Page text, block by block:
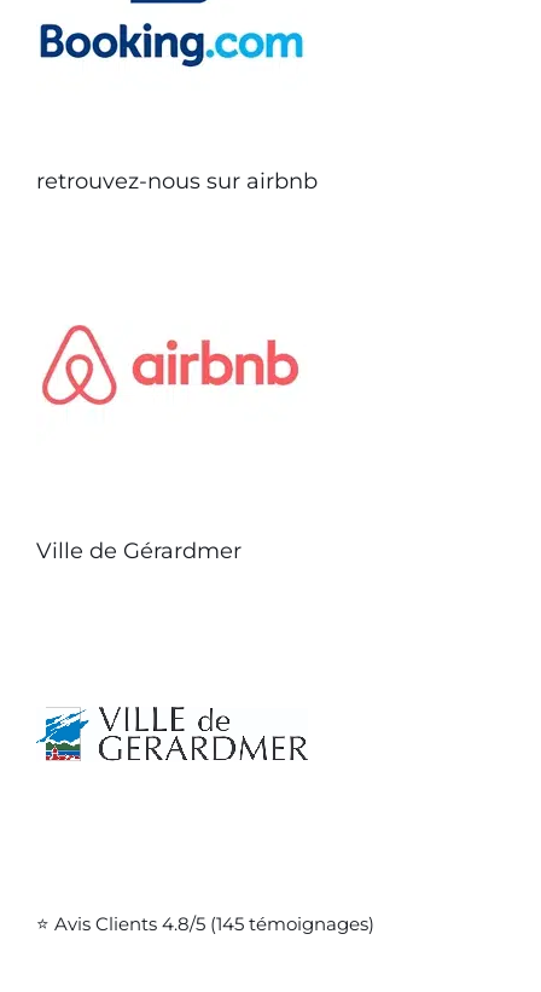
retrouvez-nous sur airbnb
Ville de Gérardmer
⭐ Avis Clients 4.8/5 (145 témoignages)